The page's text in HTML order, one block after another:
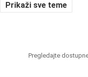
Prikaži sve teme
Pregledajte